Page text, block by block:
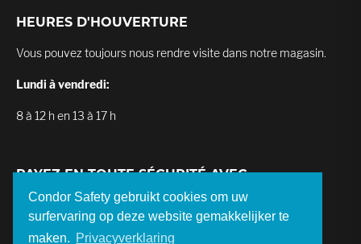
Condor Safety gebruikt cookies om uw
surfervaring op deze website gemakkelijker te
maken. Privacyverklaring
HEURES D'HOUVERTURE
Vous pouvez toujours nous rendre visite dans notre magasin.
Lundi à vendredi:
8 à 12 h en 13 à 17 h
PAYEZ EN TOUTE SÉCURITÉ AVEC